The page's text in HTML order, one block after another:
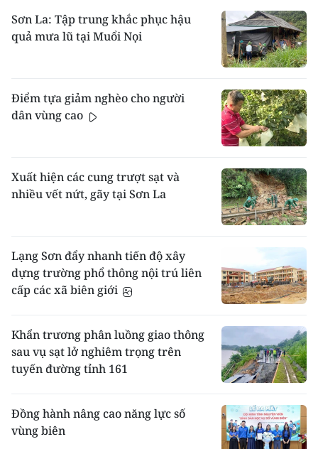
Sơn La: Tập trung khắc phục hậu
quả mưa lũ tại Muổi Nọi
Điểm tựa giảm nghèo cho người
dân vùng cao
Xuất hiện các cung trượt sạt và
nhiều vết nứt, gãy tại Sơn La
Lạng Sơn đẩy nhanh tiến độ xây
dựng trường phổ thông nội trú liên
cấp các xã biên giới
Khẩn trương phân luồng giao thông
sau vụ sạt lở nghiêm trọng trên
tuyến đường tỉnh 161
Đồng hành nâng cao năng lực số
vùng biên